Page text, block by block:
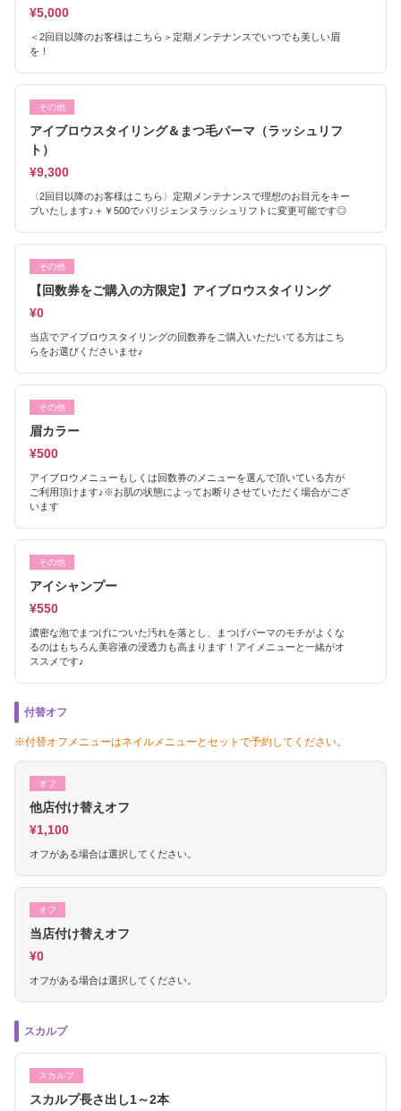
¥5,000
＜2回目以降のお客様はこちら＞定期メンテナンスでいつでも美しい眉
を！
その他
アイブロウスタイリング＆まつ毛パーマ（ラッシュリフ
ト）
¥9,300
〈2回目以降のお客様はこちら〉定期メンテナンスで理想のお目元をキー
プいたします♪＋￥500でパリジェンヌラッシュリフトに変更可能です◎
その他
【回数券をご購入の方限定】アイブロウスタイリング
¥0
当店でアイブロウスタイリングの回数券をご購入いただいてる方はこち
らをお選びくださいませ♪
その他
眉カラー
¥500
アイブロウメニューもしくは回数券のメニューを選んで頂いている方が
ご利用頂けます♪※お肌の状態によってお断りさせていただく場合がござ
います
その他
アイシャンプー
¥550
濃密な泡でまつげについた汚れを落とし、まつげパーマのモチがよくな
るのはもちろん美容液の浸透力も高まります！アイメニューと一緒がオ
ススメです♪
付替オフ
※付替オフメニューはネイルメニューとセットで予約してください。
オフ
他店付け替えオフ
¥1,100
オフがある場合は選択してください。
オフ
当店付け替えオフ
¥0
オフがある場合は選択してください。
スカルプ
スカルプ
スカルプ長さ出し1～2本